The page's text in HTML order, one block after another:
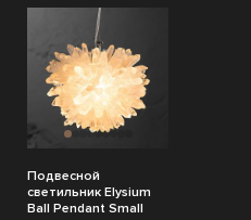
Подвесной
светильник Elysium
Ball Pendant Small